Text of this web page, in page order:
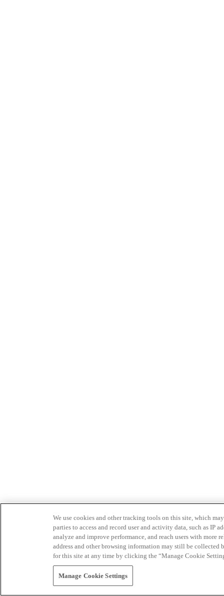
We use cookies and other tracking tools on this site, which
parties to access and record user and activity data, such as IP
analyze and improve performance, and reach users with
address and other browsing information may still be collected
for this site at any time by clicking the “Manage Cookie
Manage Cookie Settings